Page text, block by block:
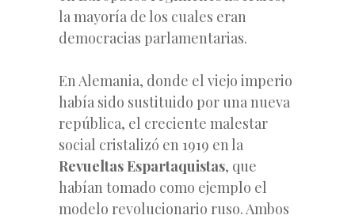
la mayoría de los cuales eran
democracias parlamentarias.
En Alemania, donde el viejo imperio
había sido sustituido por una nueva
república, el creciente malestar
social cristalizó en 1919 en la
Revueltas Espartaquistas, que
habían tomado como ejemplo el
modelo revolucionario ruso. Ambos